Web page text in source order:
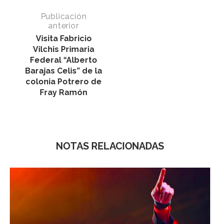
Publicación
anterior
Visita Fabricio
Vilchis Primaria
Federal “Alberto
Barajas Celis” de la
colonia Potrero de
Fray Ramón
NOTAS RELACIONADAS